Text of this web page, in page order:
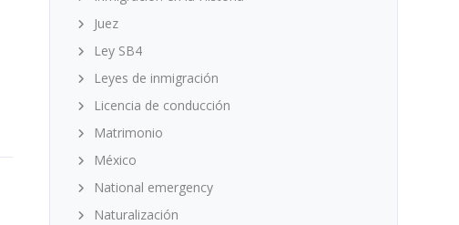
Juez
Ley SB4
Leyes de inmigración
Licencia de conducción
Matrimonio
México
National emergency
Naturalización